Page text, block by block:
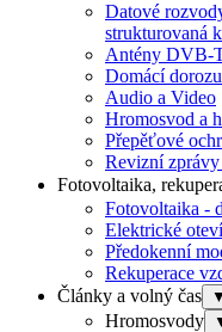
Datové
strukturovaná
Antény DVB-
Domácí
Audio a Video
Hromosvod a
Přepěťové
Revizní
Fotovoltaika,
Fotovoltaika -
Elektrické
Předokenní
Rekuperace
Články a volný čas
▼
Hromosvody